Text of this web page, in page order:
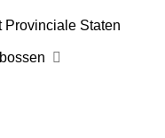
Provinciale Staten